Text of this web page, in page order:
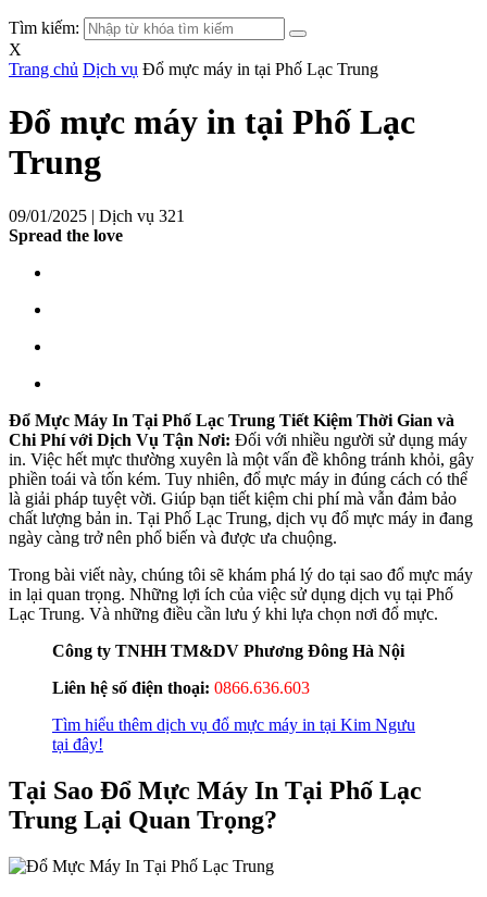
Tìm kiếm:
X
Trang chủ Dịch vụ Đổ mực máy in tại Phố Lạc Trung
Đổ mực máy in tại Phố Lạc
Trung
09/01/2025 | Dịch vụ 321
Spread the love
Đổ Mực Máy In Tại Phố Lạc Trung Tiết Kiệm Thời Gian và
Chi Phí với Dịch Vụ Tận Nơi: Đối với nhiều người sử dụng máy
in. Việc hết mực thường xuyên là một vấn đề không tránh khỏi, gây
phiền toái và tốn kém. Tuy nhiên, đổ mực máy in đúng cách có thể
là giải pháp tuyệt vời. Giúp bạn tiết kiệm chi phí mà vẫn đảm bảo
chất lượng bản in. Tại Phố Lạc Trung, dịch vụ đổ mực máy in đang
ngày càng trở nên phổ biến và được ưa chuộng.
Trong bài viết này, chúng tôi sẽ khám phá lý do tại sao đổ mực máy
in lại quan trọng. Những lợi ích của việc sử dụng dịch vụ tại Phố
Lạc Trung. Và những điều cần lưu ý khi lựa chọn nơi đổ mực.
Công ty TNHH TM&DV Phương Đông Hà Nội
Liên hệ số điện thoại: 0866.636.603
Tìm hiểu thêm dịch vụ đổ mực máy in tại Kim Ngưu
tại đây!
Tại Sao Đổ Mực Máy In Tại Phố Lạc
Trung Lại Quan Trọng?